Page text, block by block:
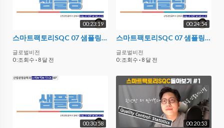
00:23:19
스마트팩토리SQC 07 샘플링 01
글로벌비전
0 :조회수 · 8 달 전
00:24:54
스마트팩토리SQC 07 샘플링 03
글로벌비전
0 :조회수 · 8 달 전
00:30:58 00:20:53